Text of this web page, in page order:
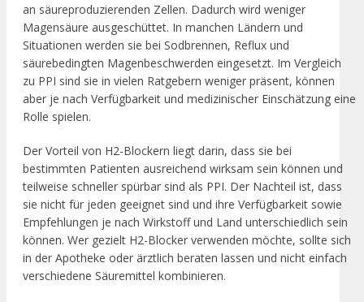
an säureproduzierenden Zellen. Dadurch wird weniger
Magensäure ausgeschüttet. In manchen Ländern und
Situationen werden sie bei Sodbrennen, Reflux und
säurebedingten Magenbeschwerden eingesetzt. Im Vergleich
zu PPI sind sie in vielen Ratgebern weniger präsent, können
aber je nach Verfügbarkeit und medizinischer Einschätzung eine
Rolle spielen.
Der Vorteil von H2-Blockern liegt darin, dass sie bei
bestimmten Patienten ausreichend wirksam sein können und
teilweise schneller spürbar sind als PPI. Der Nachteil ist, dass
sie nicht für jeden geeignet sind und ihre Verfügbarkeit sowie
Empfehlungen je nach Wirkstoff und Land unterschiedlich sein
können. Wer gezielt H2-Blocker verwenden möchte, sollte sich
in der Apotheke oder ärztlich beraten lassen und nicht einfach
verschiedene Säuremittel kombinieren.